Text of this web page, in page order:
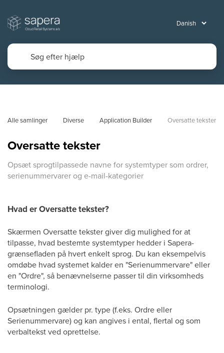
Alle samlinger Diverse Application Builder Oversatte tekster
Oversatte tekster
Opsæt sprogtilpassede navne for systemtyper som ordrer,
serienummervarer og e-mail-kategorier
Hvad er Oversatte tekster?
Skærmen Oversatte tekster giver dig mulighed for at
tilpasse, hvad bestemte systemtyper hedder i Sapera-
grænsefladen på hvert enkelt sprog. Du kan eksempelvis
omdøbe hvad systemet kalder en "Serienummervare" eller
en "Ordre", så benævnelserne passer til din virksomheds
terminologi.
Opsætningen gælder pr. type (f.eks. Ordre eller
Serienummervare) og kan angives i ental, flertal og som
verbaltekst ved oprettelse.